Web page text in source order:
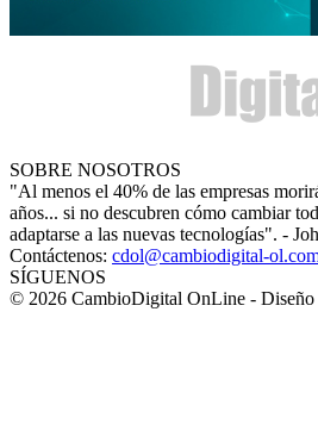
SOBRE NOSOTROS
"Al menos el 40% de las empresas
años... si no descubren cómo cambiar
adaptarse a las nuevas tecnologías". -
Contáctenos: cdol@cambiodigital-
SÍGUENOS
© 2026 CambioDigital OnLine -